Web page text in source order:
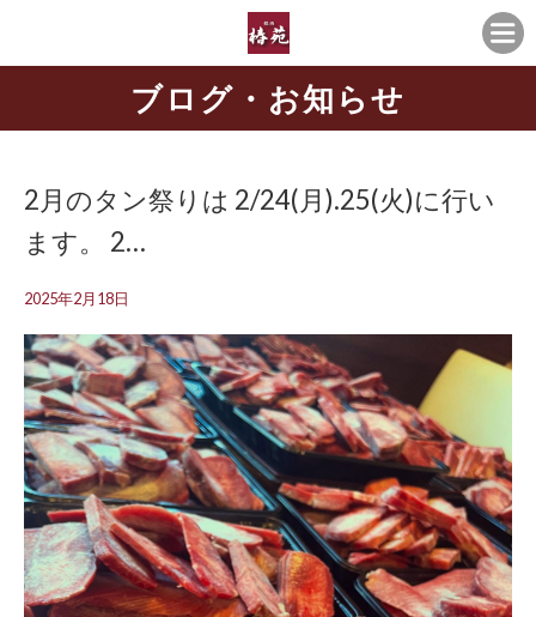
ブログ・お知らせ
2月のタン祭りは 2/24(月).25(火)に行い
ます。 2…
2025年2月18日